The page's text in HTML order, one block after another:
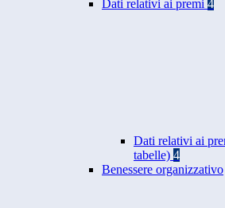
Dati relativi ai premi 4
Dati relativi ai
tabelle) 4
Benessere organizzativo